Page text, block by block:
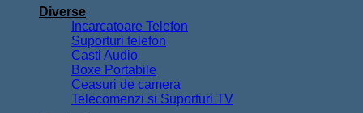
Diverse
Incarcatoare Telefon
Suporturi telefon
Casti Audio
Boxe Portabile
Ceasuri de camera
Telecomenzi si Suporturi TV